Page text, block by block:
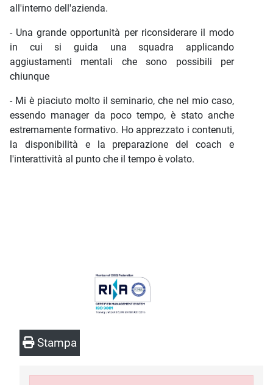
all'interno dell'azienda.
- Una grande opportunità per riconsiderare il modo
in cui si guida una squadra applicando
aggiustamenti mentali che sono possibili per
chiunque
- Mi è piaciuto molto il seminario, che nel mio caso,
essendo manager da poco tempo, è stato anche
estremamente formativo. Ho apprezzato i contenuti,
la disponibilità e la preparazione del coach e
l'interattività al punto che il tempo è volato.
Stampa